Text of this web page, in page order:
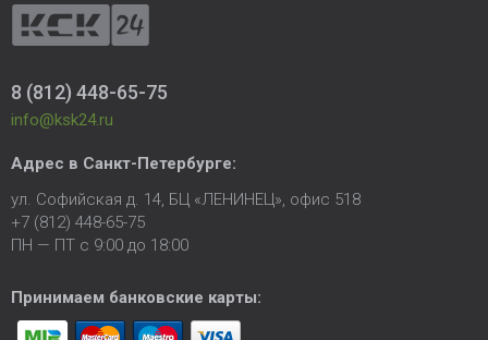
8 (812) 448-65-75
info@ksk24.ru
Адрес в Санкт-Петербурге:
ул. Софийская д. 14, БЦ «ЛЕНИНЕЦ», офис 518
+7 (812) 448-65-75
ПН — ПТ с 9:00 до 18:00
Принимаем банковские карты: